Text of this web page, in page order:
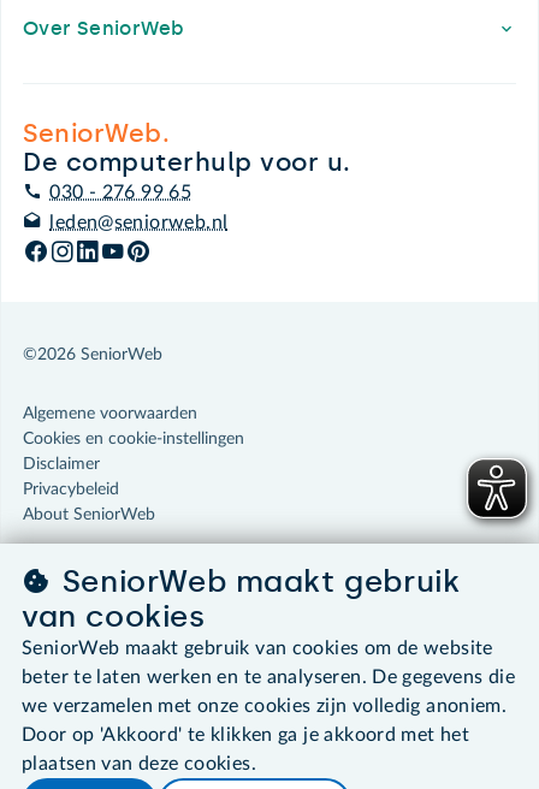
Over SeniorWeb
SeniorWeb.
De computerhulp voor u.
030 - 276 99 65
leden@seniorweb.nl
©2026 SeniorWeb
Algemene voorwaarden
Cookies en cookie-instellingen
Disclaimer
Privacybeleid
About SeniorWeb
SeniorWeb maakt gebruik
van cookies
SeniorWeb maakt gebruik van cookies om de website
beter te laten werken en te analyseren. De gegevens die
we verzamelen met onze cookies zijn volledig anoniem.
Door op 'Akkoord' te klikken ga je akkoord met het
plaatsen van deze cookies.